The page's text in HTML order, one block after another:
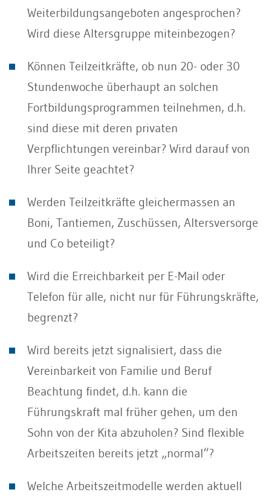
Weiterbildungsangeboten angesprochen?
Wird diese Altersgruppe miteinbezogen?
Können Teilzeitkräfte, ob nun 20- oder 30
Stundenwoche überhaupt an solchen
Fortbildungsprogrammen teilnehmen, d.h.
sind diese mit deren privaten
Verpflichtungen vereinbar? Wird darauf von
Ihrer Seite geachtet?
Werden Teilzeitkräfte gleichermassen an
Boni, Tantiemen, Zuschüssen, Altersversorge
und Co beteiligt?
Wird die Erreichbarkeit per E-Mail oder
Telefon für alle, nicht nur für Führungskräfte,
begrenzt?
Wird bereits jetzt signalisiert, dass die
Vereinbarkeit von Familie und Beruf
Beachtung findet, d.h. kann die
Führungskraft mal früher gehen, um den
Sohn von der Kita abzuholen? Sind flexible
Arbeitszeiten bereits jetzt „normal“?
Welche Arbeitszeitmodelle werden aktuell